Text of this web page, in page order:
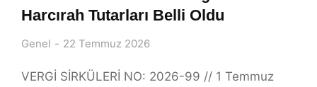
Harcırah Tutarları Belli Oldu
Genel 22 Temmuz 2026
VERGİ SİRKÜLERİ NO: 2026-99 // 1 Temmuz